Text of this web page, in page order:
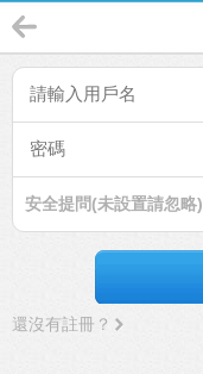
安全提問(未設置請忽略)
還沒有註冊？